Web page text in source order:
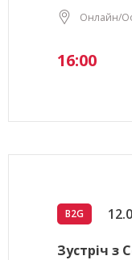
Онлайн/
16:00
B2G
Зустріч з